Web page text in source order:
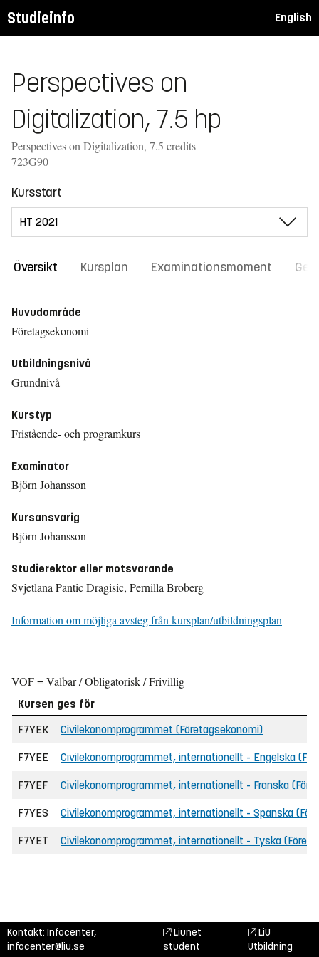
Studieinfo English
Perspectives on
Digitalization, 7.5 hp
Perspectives on Digitalization, 7.5 credits
723G90
Kursstart
Översikt Kursplan Examinationsmoment
Huvudområde
Företagsekonomi
Utbildningsnivå
Grundnivå
Kurstyp
Fristående- och programkurs
Examinator
Björn Johansson
Kursansvarig
Björn Johansson
Studierektor eller motsvarande
Svjetlana Pantic Dragisic, Pernilla Broberg
Information om möjliga avsteg från kursplan/utbildningsplan
VOF = Valbar / Obligatorisk / Frivillig
Kursen ges för
F7YEK
Civilekonomprogrammet (Företagsekonomi)
F7YEE Civilekonomprogrammet, internationellt - Engelska
F7YEF Civilekonomprogrammet, internationellt - Franska
F7YES Civilekonomprogrammet, internationellt - Spanska
F7YET Civilekonomprogrammet, internationellt - Tyska
Kontakt: Infocenter,
infocenter@liu.se
Liunet
student
LiU
Utbildning